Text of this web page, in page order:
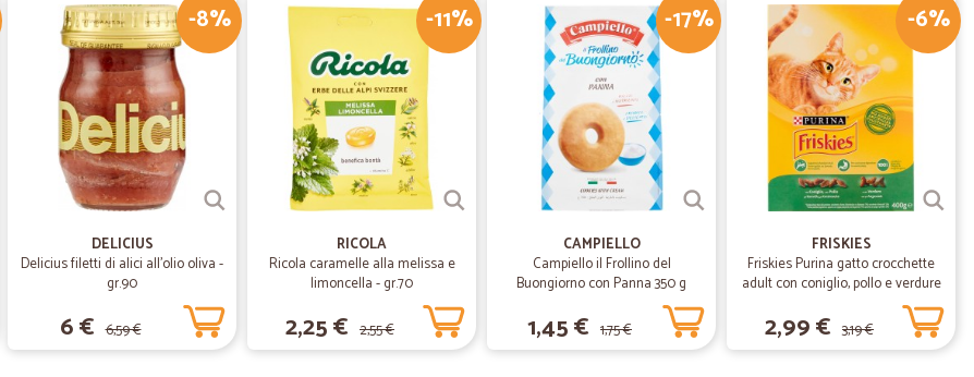
23/12/2019
—Stefania S.
Prodotti e prezzi al TOP!
Prodotti e prezzi al TOP!
23/08/2019
—Luciana T.
L'HO TROVATO!!!!!!
Puntualità e precisione nel top dell'organizzazione.
-8%
DELICIUS
Delicius filetti di alici all'olio oliva -
gr.90
6 € 6,59 €
-11%
RICOLA
Ricola caramelle alla melissa e
limoncella - gr.70
2,25 € 2,55 €
-17%
CAMPIELLO
Campiello il Frollino del
Buongiorno con Panna 350 g
1,45 € 1,75 €
-6%
FRISKIES
Friskies Purina gatto crocchette
adult con coniglio, pollo e verdure
2,99 € 3,19 €